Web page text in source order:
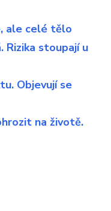
ale celé tělo
Rizika stoupají u
Objevují se
na životě.